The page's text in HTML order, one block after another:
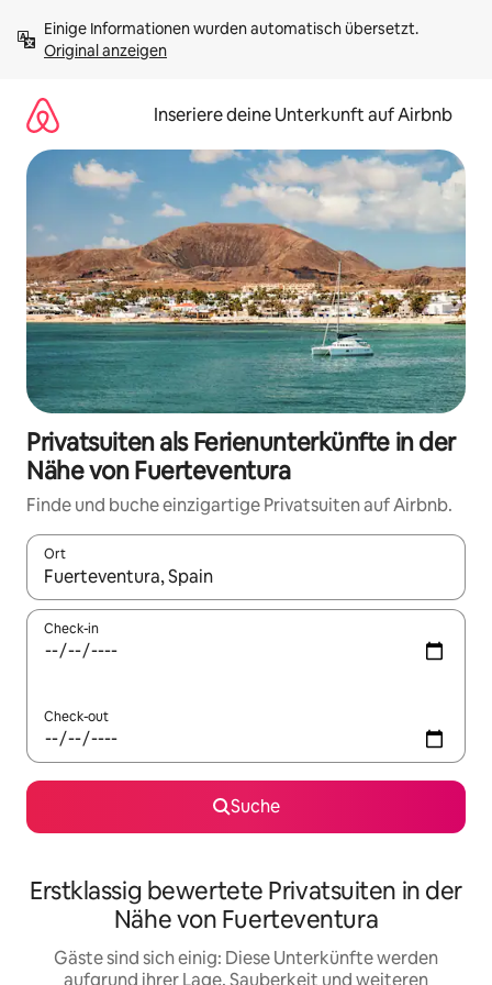
Inhalten
springenOriginal anzeigen
Inseriere deine Unterkunft auf Airbnb
Privatsuiten als Ferienunterkünfte in der
Nähe von Fuerteventura
Finde und buche einzigartige Privatsuiten auf Airbnb.
Ort
Wenn Ergebnisse verfügbar sind, navigiere mit den
Check-in
Check-out
Suche
Erstklassig bewertete Privatsuiten in der
Nähe von Fuerteventura
Gäste sind sich einig: Diese Unterkünfte werden
aufgrund ihrer Lage, Sauberkeit und weiteren